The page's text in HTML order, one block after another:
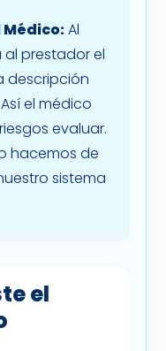
Médico:Al
al prestador el
descripción
el médico
evaluar.
hacemos de
sistema
el